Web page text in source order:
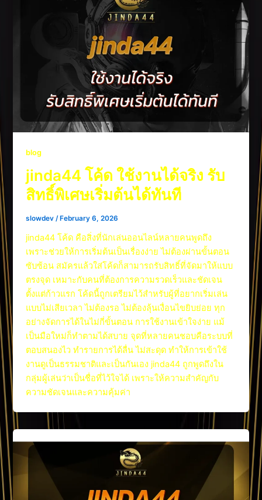
blog
jinda44 โค้ด ใช้งานได้จริง รับ
สิทธิ์พิเศษเริ่มต้นได้ทันที
slowdev/ February 6, 2026
jinda44 โค้ด คือสิ่งที่นักเล่นออนไลน์หลายคนพูดถึง
เพราะช่วยให้การเริ่มต้นเป็นเรื่องง่าย ไม่ต้องผ่านขั้นตอน
ซับซ้อน สมัครแล้วใส่โค้ดก็สามารถรับสิทธิ์ที่จัดมาให้แบบ
ตรงจุด เหมาะกับคนที่ต้องการความรวดเร็วและชัดเจน
ตั้งแต่ก้าวแรก โค้ดนี้ถูกเตรียมไว้สำหรับผู้ที่อยากเริ่มเล่น
แบบไม่เสียเวลา ไม่ต้องรอ ไม่ต้องลุ้นเงื่อนไขยิบย่อย ทุก
อย่างจัดการได้ในไม่กี่ขั้นตอน การใช้งานเข้าใจง่าย แม้
เป็นมือใหม่ก็ทำตามได้สบาย จุดที่หลายคนชอบคือระบบที่
ตอบสนองไว ทำรายการได้ลื่น ไม่สะดุด ทำให้การเข้าใช้
งานดูเป็นธรรมชาติและเป็นกันเอง jinda44 ถูกพูดถึงใน
กลุ่มผู้เล่นว่าเป็นชื่อที่ไว้ใจได้ เพราะให้ความสำคัญกับ
ความชัดเจนและความคุ้มค่า